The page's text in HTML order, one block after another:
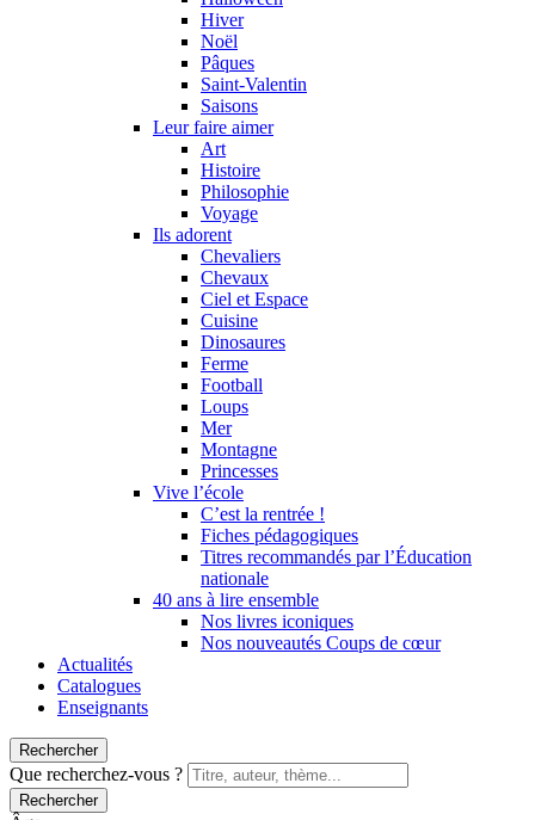
Hiver
Noël
Pâques
Saint-Valentin
Saisons
Leur faire aimer
Art
Histoire
Philosophie
Voyage
Ils adorent
Chevaliers
Chevaux
Ciel et Espace
Cuisine
Dinosaures
Ferme
Football
Loups
Mer
Montagne
Princesses
Vive l’école
C’est la rentrée !
Fiches pédagogiques
Titres recommandés par l’Éducation
nationale
40 ans à lire ensemble
Nos livres iconiques
Nos nouveautés Coups de cœur
Actualités
Catalogues
Enseignants
Rechercher
Que recherchez-vous ?
Rechercher